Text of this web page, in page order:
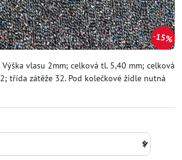
15%
Výška vlasu 2mm; celková tl. 5,40 mm; celková
třída zátěže 32. Pod kolečkové židle nutná